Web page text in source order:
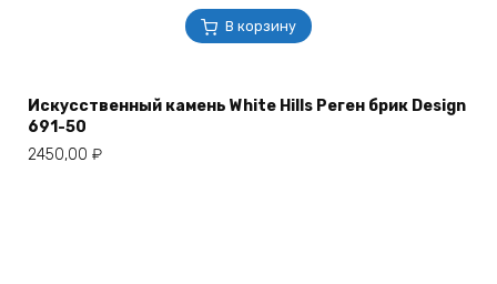
В корзину
Искусственный камень White Hills Реген брик Design
691-50
2450,00 ₽